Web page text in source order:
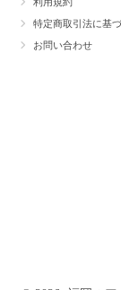
特定商取引法に基
お問い合わせ